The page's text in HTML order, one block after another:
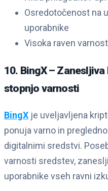
Osredotočenost na
uporabnike
Visoka raven
10. BingX –
stopnjo varnosti
BingX je uveljavljena
ponuja varno in
digitalnimi sredstvi.
varnosti sredstev,
uporabnike vseh ravni